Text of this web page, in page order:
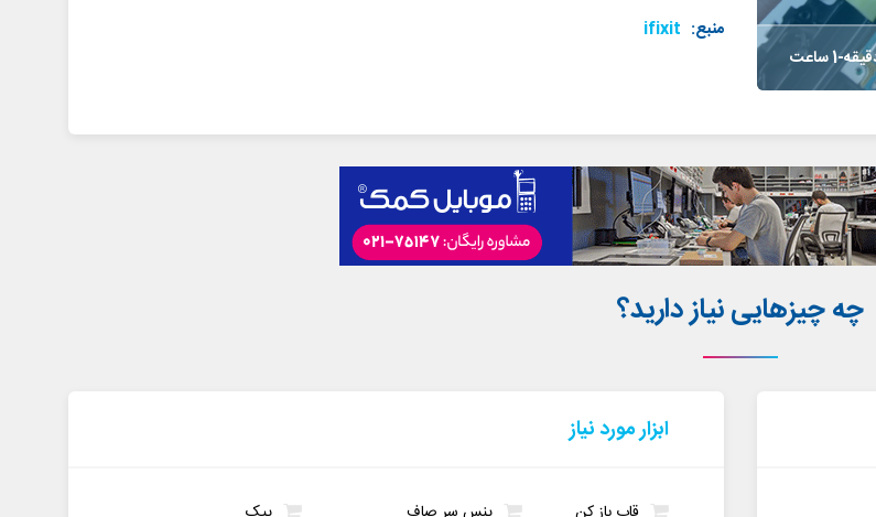
منبع: ifixit
چه چیزهایی نیاز دارید؟
ابزار مورد نیاز